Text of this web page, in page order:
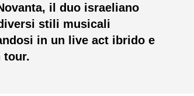
il duo israeliano
stili musicali
in un live act ibrido e
tour.